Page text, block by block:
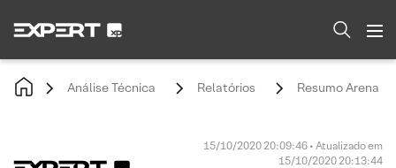
Análise Técnica Relatórios Resumo Arena
15/10/2020 20:09:46 • Atualizado em
15/10/2020 20:13:44